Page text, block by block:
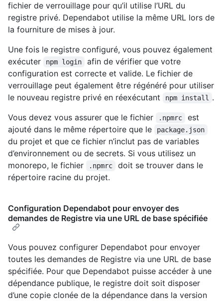
fichier de verrouillage pour qu’il utilise l’URL du
registre privé. Dependabot utilise la même URL lors de
la fourniture de mises à jour.
Une fois le registre configuré, vous pouvez également
exécuter
npm login
afin de vérifier que votre
configuration est correcte et valide. Le fichier de
verrouillage peut également être régénéré pour utiliser
le nouveau registre privé en réexécutant
npm install
.
Vous devez vous assurer que le fichier
.npmrc
est
ajouté dans le même répertoire que le
package.json
du projet et que ce fichier n’inclut pas de variables
d’environnement ou de secrets. Si vous utilisez un
monorepo, le fichier
.npmrc
doit se trouver dans le
répertoire racine du projet.
Configuration Dependabot pour envoyer des
demandes de Registre via une URL de base spécifiée
Vous pouvez configurer Dependabot pour envoyer
toutes les demandes de Registre via une URL de base
spécifiée. Pour que Dependabot puisse accéder à une
dépendance publique, le registre doit soit disposer
d’une copie clonée de la dépendance dans la version